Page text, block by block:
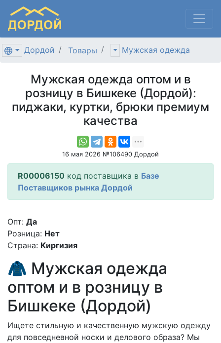
Дордой Товары Мужская одежда
Мужская одежда оптом и в
розницу в Бишкеке (Дордой):
пиджаки, куртки, брюки премиум
качества
16 мая 2026 №106490 Дордой
R00006150 код поставщика в Базе
Поставщиков рынка Дордой
Опт: Да
Розница: Нет
Страна: Киргизия
🧥 Мужская одежда
оптом и в розницу в
Бишкеке (Дордой)
Ищете стильную и качественную мужскую одежду
для повседневной носки и делового образа? Мы